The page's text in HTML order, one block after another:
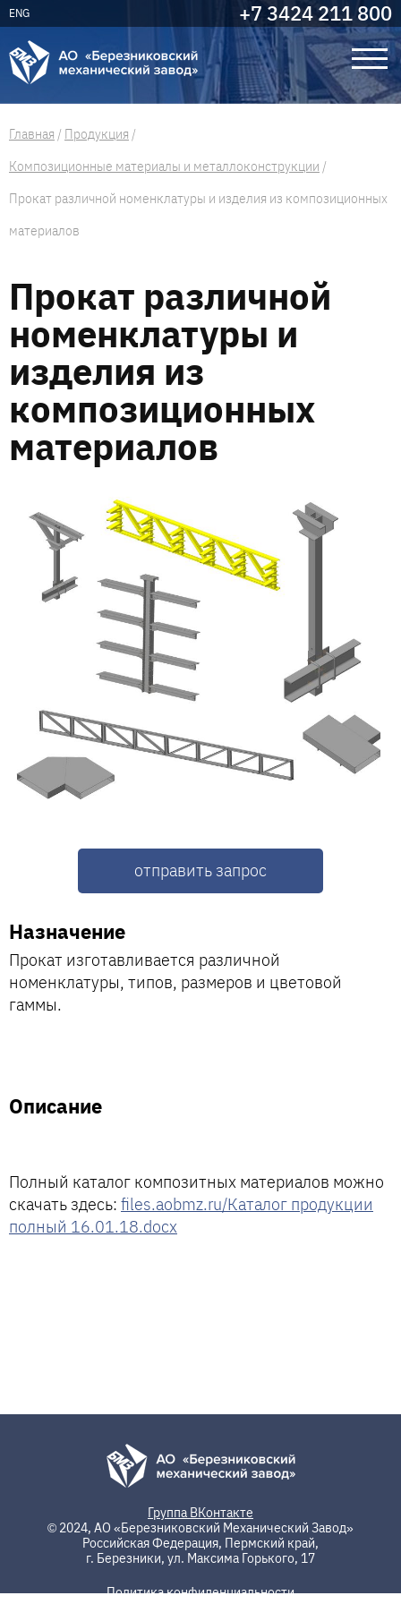
+7 3424 211 800
ENG
Главная / Продукция /
Композиционные материалы и металлоконструкции /
Прокат различной номенклатуры и изделия из композиционных
материалов
Прокат различной
номенклатуры и
изделия из
композиционных
материалов
отправить запрос
Назначение
Прокат изготавливается различной
номенклатуры, типов, размеров и цветовой
гаммы.
Описание
Полный каталог композитных материалов можно
скачать здесь: files.aobmz.ru/Каталог продукции
полный 16.01.18.docx
Группа ВКонтакте
© 2024, АО «Березниковский Механический Завод»
Российская Федерация, Пермский край,
г. Березники, ул. Максима Горького, 17
Политика конфиденциальности